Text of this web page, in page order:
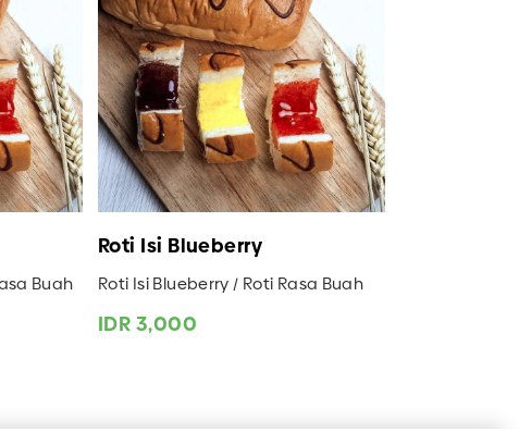
Buah
Roti Isi Blueberry
Roti Isi Blueberry / Roti Rasa Buah
IDR 3,000